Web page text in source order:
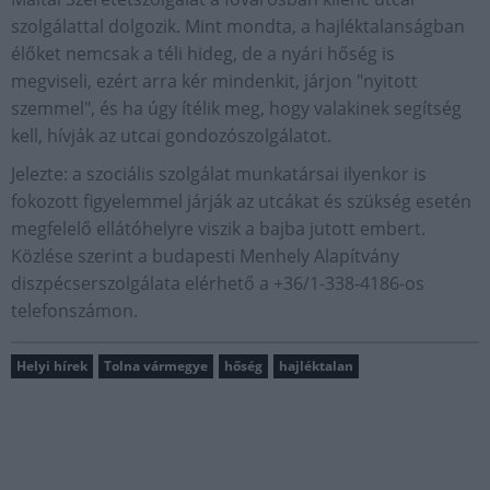
szolgálattal dolgozik. Mint mondta, a hajléktalanságban
élőket nemcsak a téli hideg, de a nyári hőség is
megviseli, ezért arra kér mindenkit, járjon "nyitott
szemmel", és ha úgy ítélik meg, hogy valakinek segítség
kell, hívják az utcai gondozószolgálatot.
Jelezte: a szociális szolgálat munkatársai ilyenkor is
fokozott figyelemmel járják az utcákat és szükség esetén
megfelelő ellátóhelyre viszik a bajba jutott embert.
Közlése szerint a budapesti Menhely Alapítvány
diszpécserszolgálata elérhető a +36/1-338-4186-os
telefonszámon.
Helyi hírek Tolna vármegye hőség hajléktalan